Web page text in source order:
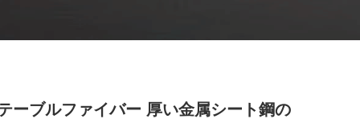
ーブルファイバー 厚い金属シート鋼の